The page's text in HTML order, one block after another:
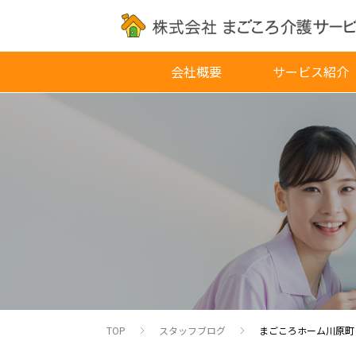
会社概要 サービス紹介
TOP スタッフブログ まごころホーム川原